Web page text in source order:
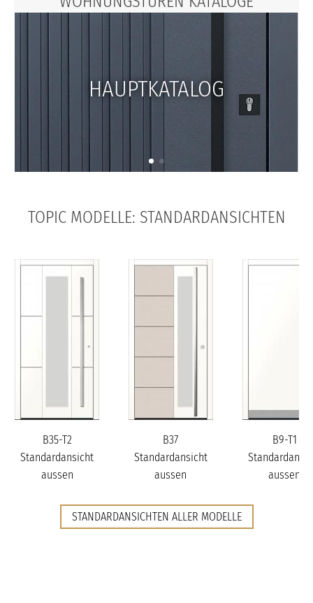
HAUPTKATALOG
TOPIC MODELLE: STANDARDANSICHTEN
B35-T2
Standardansicht
aussen
B37
Standardansicht
aussen
B9-T1
aussen
STANDARDANSICHTEN ALLER MODELLE